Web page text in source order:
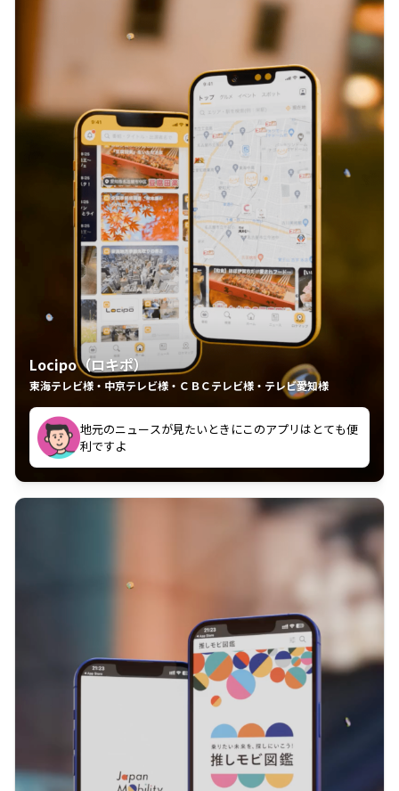
Locipo（ロキポ）
東海テレビ様・中京テレビ様・ＣＢＣテレビ様・テレビ愛知様
中京テレビのおもしろ番組が視聴可能地域外からも見
れるの嬉しいポイント
いつも利用させていただいております！